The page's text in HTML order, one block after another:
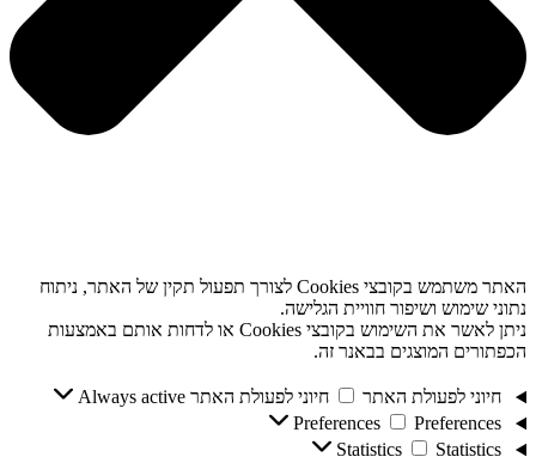
האתר משתמש בקובצי Cookies לצורך תפעול תקין של האתר, ניתוח
נתוני שימוש ושיפור חוויית הגלישה.
ניתן לאשר את השימוש בקובצי Cookies או לדחות אותם באמצעות
הכפתורים המוצגים בבאנר זה.
חיוני לפעולת האתר חיוני לפעולת האתר Always active
Preferences
Preferences
Statistics
Statistics